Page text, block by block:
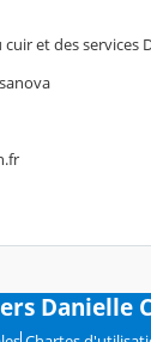
et des services
Danielle